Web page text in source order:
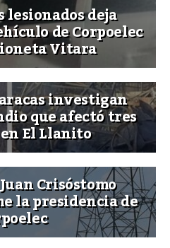
lesionados deja
de Corpoelec
Vitara
investigan
que afectó tres
El Llanito
Crisóstomo
la presidencia de